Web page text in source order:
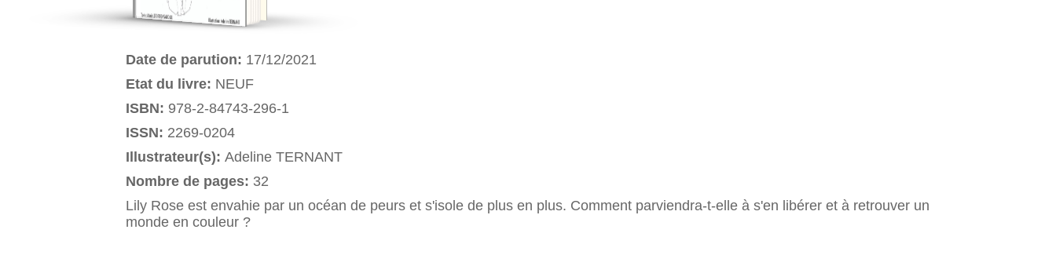
Date de parution: 17/12/2021
Etat du livre: NEUF
ISBN: 978-2-84743-296-1
ISSN: 2269-0204
Illustrateur(s): Adeline TERNANT
Nombre de pages: 32
Lily Rose est envahie par un océan de peurs et s'isole de plus en plus. Comment parviendra-t-elle à s'en libérer et à retrouver un
monde en couleur ?